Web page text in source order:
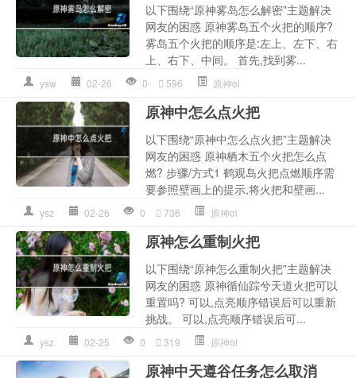
以下围绕“原神雾岛怎么解密”主题解决
网友的困惑 原神雾岛五个火把的顺序?
雾岛五个火把的顺序是:左上、左下、右
上、右下、中间。 首先,找到雾...
ysw 02-26 0 596 原神ol
原神中怎么点火把
以下围绕“原神中怎么点火把”主题解决
网友的困惑 原神栖木五个火把怎么点
燃? 步骤/方式1 鹤观岛火把点燃顺序需
要参照壁画上的提示,将火把和壁画...
ysz 02-26 0 736 原神ol
原神怎么重制火把
以下围绕“原神怎么重制火把”主题解决
网友的困惑 原神循仙踪兮天道火把可以
重置吗? 可以,点亮顺序错误后可以重新
挑战。 可以,点亮顺序错误后可...
ysz 02-25 0 319 原神ol
原神中天遵谷任务怎么取消